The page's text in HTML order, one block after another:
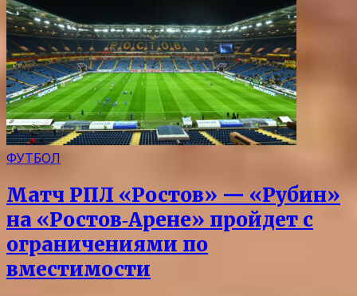
ФУТБОЛ
Матч РПЛ «Ростов» — «Рубин»
на «Ростов‑Арене» пройдет с
ограничениями по
вместимости